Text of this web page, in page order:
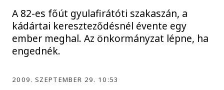
A 82-es főút gyulafirátóti szakaszán, a
kádártai kereszteződésnél évente egy
ember meghal. Az önkormányzat lépne, ha
engednék.
2009. SZEPTEMBER 29. 10:53